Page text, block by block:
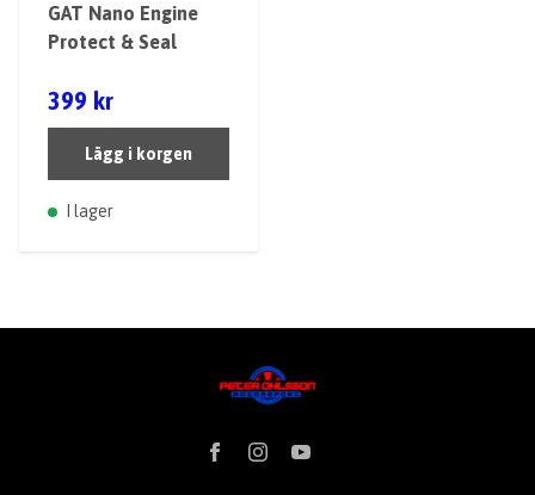
GAT Nano Engine
Protect & Seal
399 kr
Lägg i korgen
I lager